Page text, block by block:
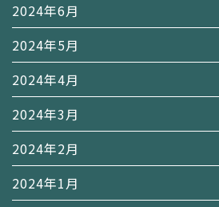
2024年6月
2024年5月
2024年4月
2024年3月
2024年2月
2024年1月